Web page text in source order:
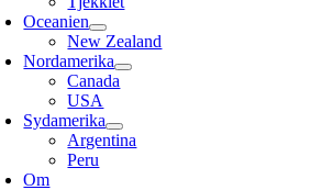
Oceanien
New Zealand
Nordamerika
Canada
USA
Sydamerika
Argentina
Peru
Om